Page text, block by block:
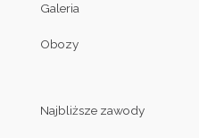
Galeria
Obozy
Najbliższe zawody